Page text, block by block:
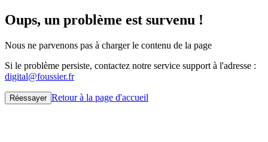
Oups, un problème est survenu !
Nous ne parvenons pas à charger le contenu de la page
Si le problème persiste, contactez notre service support à l'adresse :
digital@foussier.fr
Réessayer Retour à la page d'accueil